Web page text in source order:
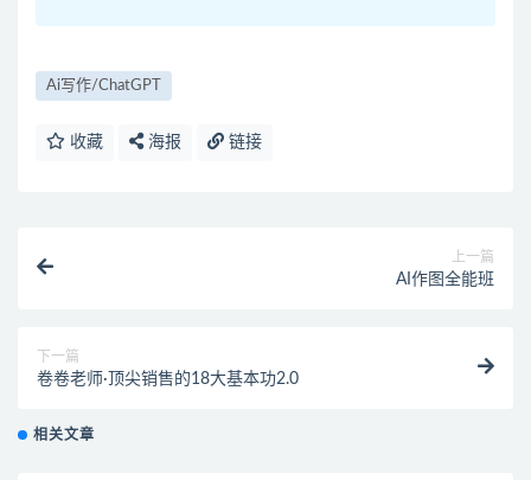
Ai写作/ChatGPT
收藏 海报 链接
上一篇
AI作图全能班
下一篇
卷卷老师·顶尖销售的18大基本功2.0
相关文章